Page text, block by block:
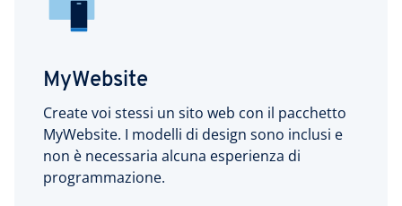
MyWebsite
Create voi stessi un sito web con il pacchetto
MyWebsite. I modelli di design sono inclusi e
non è necessaria alcuna esperienza di
programmazione.